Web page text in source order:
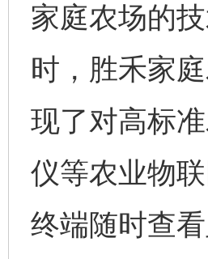
家庭农场的
时，胜禾家
现了对高标
仪等农业物
终端随时查